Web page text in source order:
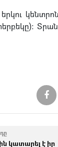
կատարել է իր